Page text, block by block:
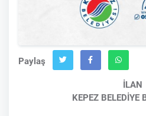
Paylaş
İLAN
KEPEZ BELEDİYE